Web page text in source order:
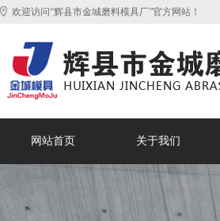
欢迎访问“辉县市金城磨料模具厂”官方网站！
网站首页 关于我们